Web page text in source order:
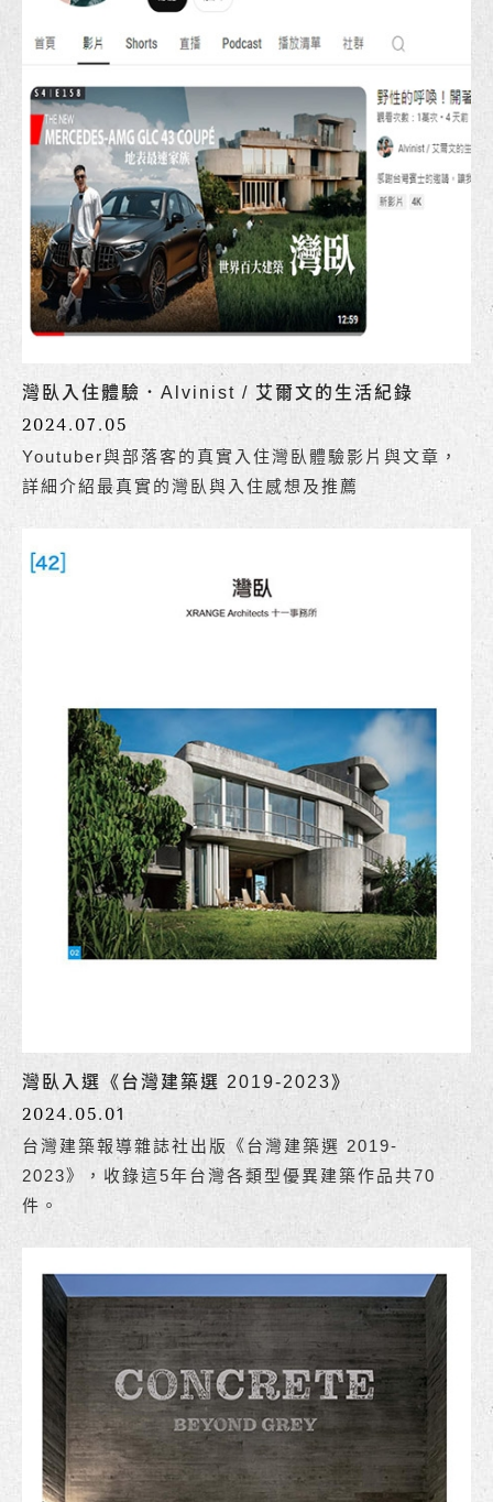
灣臥入住體驗．Alvinist / 艾爾文的生活紀錄
2024.07.05
Youtuber與部落客的真實入住灣臥體驗影片與文章，
詳細介紹最真實的灣臥與入住感想及推薦
灣臥入選《台灣建築選 2019-2023》
2024.05.01
台灣建築報導雜誌社​出版《台灣建築選 2019-
2023》，收錄這5年台灣各類型優異建築作品共70
件。